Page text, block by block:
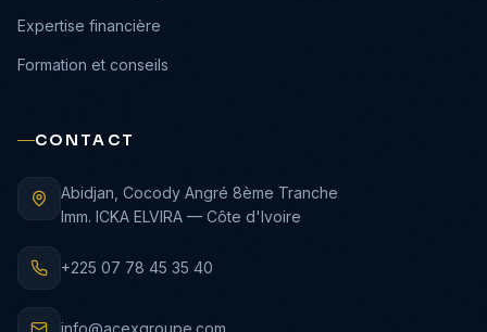
›
Expertise financière
›
Formation et conseils
CONTACT
Abidjan, Cocody Angré 8ème Tranche
Imm. ICKA ELVIRA — Côte d'Ivoire
+225 07 78 45 35 40
info@acexgroupe.com